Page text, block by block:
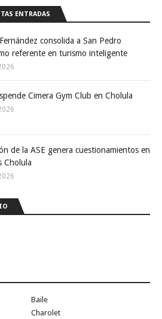
ENTRADAS
consolida a San Pedro
referente en turismo inteligente
Cimera Gym Club en Cholula
de la ASE genera cuestionamientos en
Cholula
Baile
Charolet